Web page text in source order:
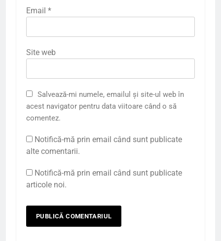
Email *
Site web
Salvează-mi numele, emailul și site-ul web în
acest navigator pentru data viitoare când o să
comentez.
Notifică-mă prin email când sunt publicate
alte comentarii.
Notifică-mă prin email când sunt publicate
articole noi.